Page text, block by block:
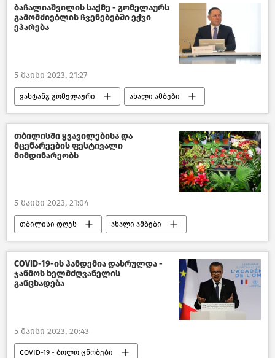
ახალი ამბები საქართველო
საზოგადოება
საქართველოს შინაგან საქმეთა სამინისტრო
ბაჩალიაშვილის საქმე - გომელაურს
გამომძიებლის ჩვენებებში ეჭვი
ეპარება
5 მაისი 2023, 21:27
ვახტანგ გომელაური ახალი ამბები
შემთხვევები საქართველოში
საქართველო საზოგადოება
საქართველოს შინაგან საქმეთა სამინისტრო
თბილისში ყვავილებისა და
მცენარეების ფესტივალი
მიმდინარეობს
5 მაისი 2023, 21:04
თბილისი დღეს ახალი ამბები
საქართველო საზოგადოება
COVID-19-ის პანდემია დასრულდა -
ჯანმოს ხელმძღვანელის
განცხადება
5 მაისი 2023, 20:43
COVID-19 - ბოლო ცნობები